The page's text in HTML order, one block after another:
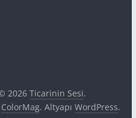
© 2026Ticarinin Sesi.
ColorMag. Altyapı WordPress.